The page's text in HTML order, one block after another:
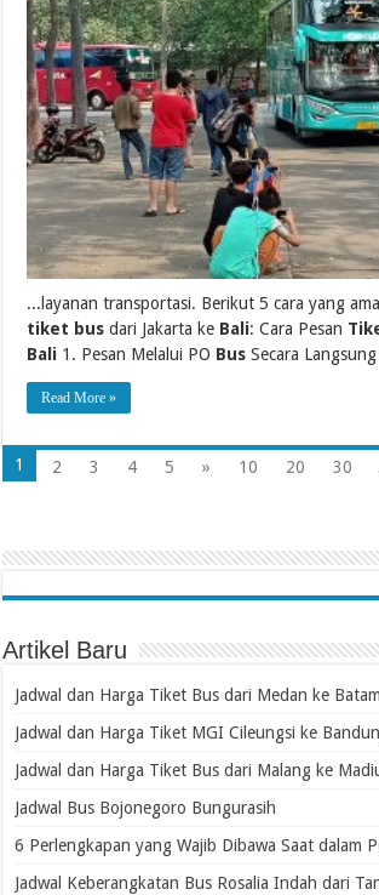
...layanan transportasi. Berikut 5 cara yang
tiket bus dari Jakarta ke Bali: Cara Pesan
Bali 1. Pesan Melalui PO Bus Secara
Read More »
1 2 3 4 5 » 10 20 30
Artikel Baru
Jadwal dan Harga Tiket Bus dari Medan ke Batam
Jadwal dan Harga Tiket MGI Cileungsi ke
Jadwal dan Harga Tiket Bus dari Malang ke
Jadwal Bus Bojonegoro Bungurasih
6 Perlengkapan yang Wajib Dibawa Saat dalam
Jadwal Keberangkatan Bus Rosalia Indah dari